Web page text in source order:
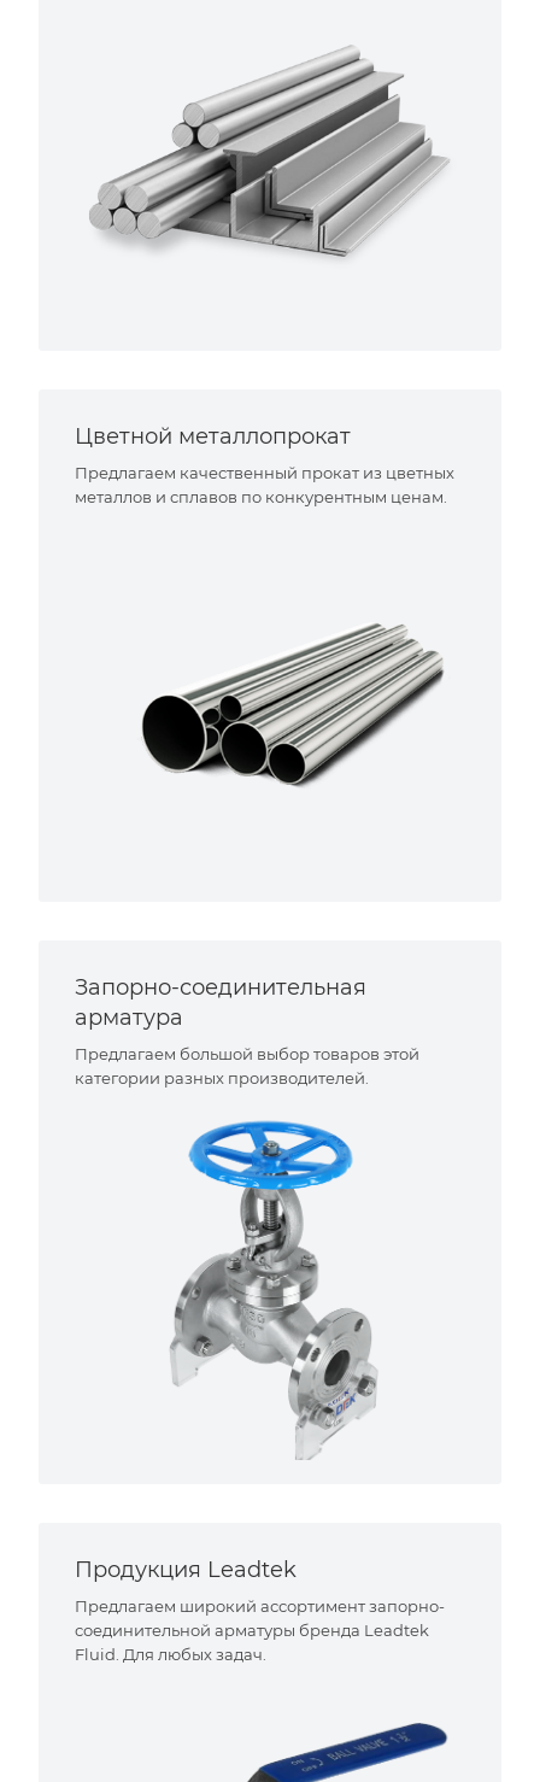
Цветной металлопрокат
Предлагаем качественный прокат из цветных
металлов и сплавов по конкурентным ценам.
Запорно-соединительная
арматура
Предлагаем большой выбор товаров этой
категории разных производителей.
Продукция Leadtek
Предлагаем широкий ассортимент запорно-
соединительной арматуры бренда Leadtek
Fluid. Для любых задач.